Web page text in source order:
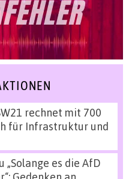
rechnet mit 700
für Infrastruktur und
„Solange es die AfD